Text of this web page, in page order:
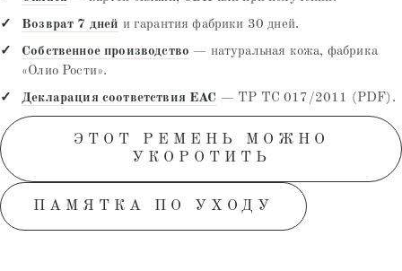
Возврат 7 дней и гарантия фабрики 30 дней.
Собственное производство — натуральная кожа, фабрика
«Олио Рости».
Декларация соответствия EAC — ТР ТС 017/2011 (PDF).
ЭТОТ РЕМЕНЬ МОЖНО
УКОРОТИТЬ
ПАМЯТКА ПО УХОДУ